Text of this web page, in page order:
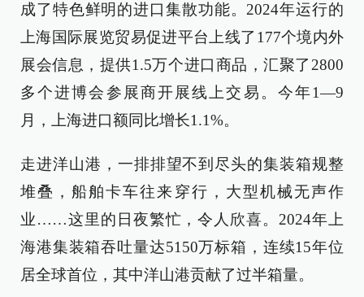
成了特色鲜明的进口集散功能。2024年运行的
上海国际展览贸易促进平台上线了177个境内外
展会信息，提供1.5万个进口商品，汇聚了2800
多个进博会参展商开展线上交易。今年1—9
月，上海进口额同比增长1.1%。
走进洋山港，一排排望不到尽头的集装箱规整
堆叠，船舶卡车往来穿行，大型机械无声作
业……这里的日夜繁忙，令人欣喜。2024年上
海港集装箱吞吐量达5150万标箱，连续15年位
居全球首位，其中洋山港贡献了过半箱量。